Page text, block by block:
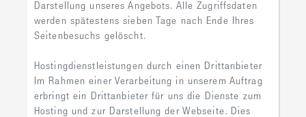
Darstellung unseres Angebots. Alle Zugriffsdaten
werden spätestens sieben Tage nach Ende Ihres
Seitenbesuchs gelöscht.
Hostingdienstleistungen durch einen Drittanbieter
Im Rahmen einer Verarbeitung in unserem Auftrag
erbringt ein Drittanbieter für uns die Dienste zum
Hosting und zur Darstellung der Webseite. Dies